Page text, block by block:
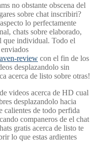
no obstante obscena del
sobre chat inscribiri?
lo perfectamente
chats sobre elaborado,
que individual. Todo el
review con el fin de los
desplazandolo sin
acerca de listo sobre otras!
videos acerca de HD cual
desplazandolo hacia
calientes de todo perfida
companeros de el chat
gratis acerca de listo te
lo que estas ardientes